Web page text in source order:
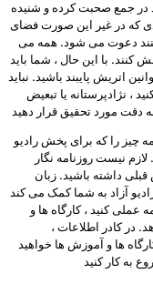
در جمع صحبت کرده و شنیده
که در غیر این صورت فضای
دعوت می شود. همه می
کنند. با این حال ، شما باید
اتریش پایبند باشید. نباید
، نژادپرستانه یا تبعیض
چیز را که برای پخش رادیو
لازم نیست روزنامه نگار
داشته باشید. زبان
آزاد به شما کمک می کند
عملی کنید ، کارگاه ها و
در کادر اطلاعات ،
ها و آموزش ها خواهید